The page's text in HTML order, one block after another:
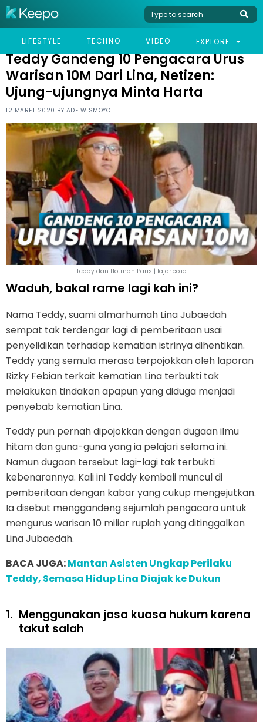
LIFESTYLE TECHNO VIDEO EXPLORE
HOME CELEB
TEDDY GANDENG 10 PENGACARA URUS WARISAN 10M DARI LINA,
Teddy Gandeng 10 Pengacara Urus
Warisan 10M Dari Lina, Netizen:
Ujung-ujungnya Minta Harta
12 MARET 2020 BY ADE WISMOYO
Teddy dan Hotman Paris | fajar.co.id
Waduh, bakal rame lagi kah ini?
Nama Teddy, suami almarhumah Lina Jubaedah
sempat tak terdengar lagi di pemberitaan usai
penyelidikan terhadap kematian istrinya dihentikan.
Teddy yang semula merasa terpojokkan oleh laporan
Rizky Febian terkait kematian Lina terbukti tak
melakukan tindakan apapun yang diduga menjadi
penyebab kematian Lina.
Teddy pun pernah dipojokkan dengan dugaan ilmu
hitam dan guna-guna yang ia pelajari selama ini.
Namun dugaan tersebut lagi-lagi tak terbukti
kebenarannya. Kali ini Teddy kembali muncul di
pemberitaan dengan kabar yang cukup mengejutkan.
Ia disebut menggandeng sejumlah pengacara untuk
mengurus warisan 10 miliar rupiah yang ditinggalkan
Lina Jubaedah.
BACA JUGA:Mantan Asisten Ungkap Perilaku
Teddy, Semasa Hidup Lina Diajak ke Dukun
1. Menggunakan jasa kuasa hukum karena
takut salah